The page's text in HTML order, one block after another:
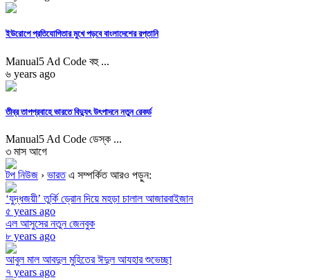
ইউরোপে প্রতিযোগিতার মুখে পড়বে বাংলাদেশের রপ্তানি
Manual5 Ad Code বহু ...
৬ years ago
তীব্র তাপপ্রবাহে ভারতে বিদ্যুৎ উৎপাদনে নতুন রেকর্ড
Manual5 Ad Code ডেস্ক ...
৩ মাস আগে
টপ নিউজ › ভারতএ সম্পর্কিত আরও পড়ুন:
‘যুদ্ধজয়ী’ তুর্কি ড্রোন দিয়ে মহড়া চালাল আজারবাইজান
৫ years ago
এল আসুসের নতুন জেনবুক
৮ years ago
আবুল মাল আবদুল মুহিতের ঈদুল আযহার শুভেচ্ছা
৭ years ago